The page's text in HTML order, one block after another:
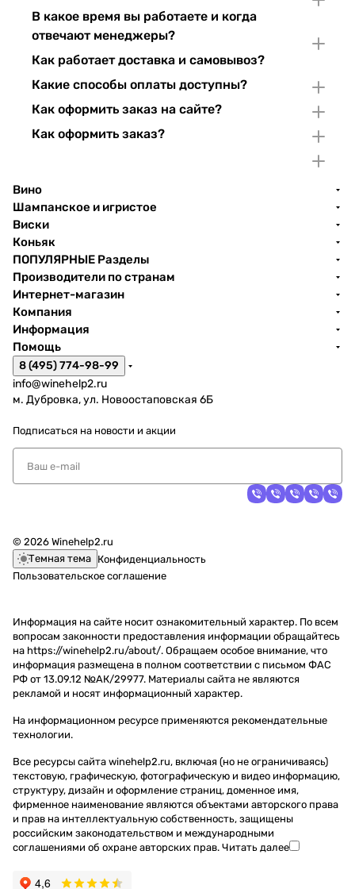
В какое время вы работаете и когда
отвечают менеджеры?
Как работает доставка и самовывоз?
Какие способы оплаты доступны?
Как оформить заказ на сайте?
Как оформить заказ?
Вино
Шампанское и игристое
Виски
Коньяк
ПОПУЛЯРНЫЕ Разделы
Производители по странам
Интернет-магазин
Компания
Информация
Помощь
8 (495) 774-98-99
info@winehelp2.ru
м. Дубровка, ул. Новоостаповская 6Б
Подписаться на новости и акции
© 2026 Winehelp2.ru
Темная тема Конфиденциальность
Пользовательское соглашение
Информация на сайте носит ознакомительный характер. По всем
вопросам законности предоставления информации обращайтесь
на https://winehelp2.ru/about/. Обращаем особое внимание, что
информация размещена в полном соответствии с письмом ФАС
РФ от 13.09.12 №АК/29977. Материалы сайта не являются
рекламой и носят информационный характер.
На информационном ресурсе применяются рекомендательные
технологии.
Все ресурсы сайта winehelp2.ru, включая (но не ограничиваясь)
текстовую, графическую, фотографическую и видео информацию,
структуру, дизайн и оформление страниц, доменное имя,
фирменное наименование являются объектами авторского права
и прав на интеллектуальную собственность, защищены
российским законодательством и международными
соглашениями об охране авторских прав. Читать далее